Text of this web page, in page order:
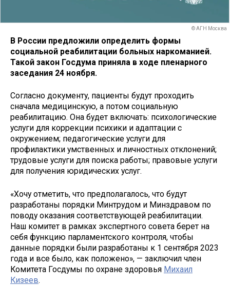
© АГН Москва
В России предложили определить формы
социальной реабилитации больных наркоманией.
Такой закон Госдума приняла в ходе пленарного
заседания 24 ноября.
Согласно документу, пациенты будут проходить
сначала медицинскую, а потом социальную
реабилитацию. Она будет включать: психологические
услуги для коррекции психики и адаптации с
окружением; педагогические услуги для
профилактики умственных и личностных отклонений;
трудовые услуги для поиска работы; правовые услуги
для получения юридических услуг.
«Хочу отметить, что предполагалось, что будут
разработаны порядки Минтрудом и Минздравом по
поводу оказания соответствующей реабилитации.
Наш комитет в рамках экспертного совета берет на
себя функцию парламентского контроля, чтобы
данные порядки были разработаны к 1 сентября 2023
года и все было, как положено», — заключил член
Комитета Госдумы по охране здоровья Михаил
Кизеев.